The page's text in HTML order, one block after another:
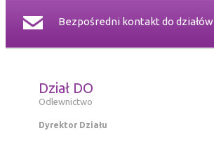
Bezpośredni kontakt do działów
Dział DO
Odlewnictwo
Dyrektor Działu